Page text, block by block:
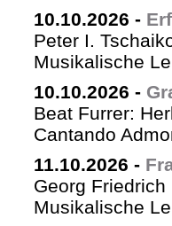
10.10.2026 -
Peter I.
Musikalische
10.10.2026 -
Beat Furrer:
Cantando
11.10.2026 -
Georg
Musikalische